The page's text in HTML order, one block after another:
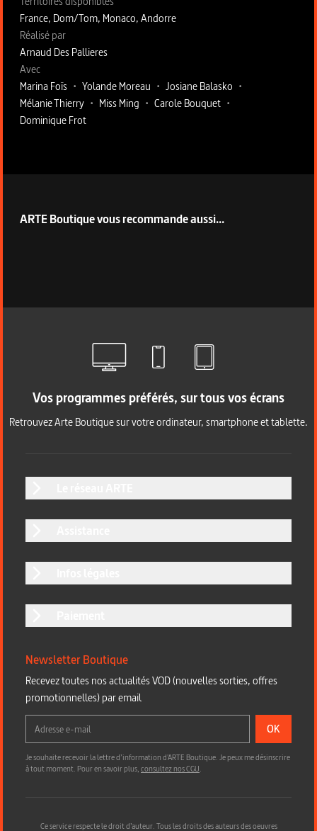
France, Dom/Tom, Monaco, Andorre
Fiche technique section droite
Réalisé par
Arnaud Des Pallieres
Avec
Marina Foïs • Yolande Moreau • Josiane Balasko •
Mélanie Thierry • Miss Ming • Carole Bouquet •
Dominique Frot
ARTE Boutique vous recommande aussi...
Vos programmes préférés, sur tous vos écrans
Retrouvez Arte Boutique sur votre ordinateur, smartphone et tablette.
Newsletter Boutique
Recevez toutes nos actualités VOD (nouvelles sorties, offres
promotionnelles) par email
OK
Je souhaite recevoir la lettre d’information d'ARTE Boutique. Je peux me désinscrire
à tout moment. Pour en savoir plus,consultez nos CGU.
Ce service respecte le droit d’auteur. Tous les droits des auteurs des oeuvres